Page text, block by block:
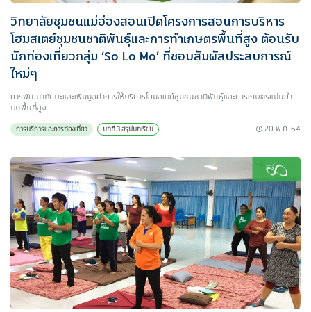
วิทยาลัยชุมชนแม่ฮ่องสอนเปิดโครงการสอนการบริหาร
โฮมสเตย์ชุมชนชาติพันธุ์และการทำเกษตรพื้นที่สูง ต้อนรับ
นักท่องเที่ยวกลุ่ม ‘So Lo Mo’ ที่ชอบสัมผัสประสบการณ์
ใหม่ๆ
การพัฒนาทักษะและเพิ่มมูลค่าการให้บริการโฮมสเตย์ชุมชนชาติพันธุ์และการเกษตรแม่นยำ
บนพื้นที่สูง
การบริการและการท่องเที่ยว บทที่ 3 สรุปบทเรียน 20 พ.ค. 64